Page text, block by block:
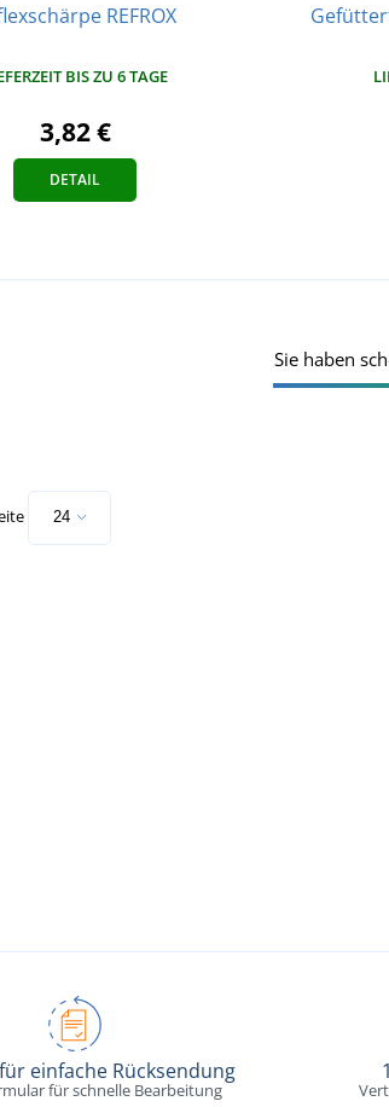
REFROX
BIS ZU 6 TAGE
3,82 €
DETAIL
Sie haben
einfache Rücksendung
für schnelle Bearbeitung